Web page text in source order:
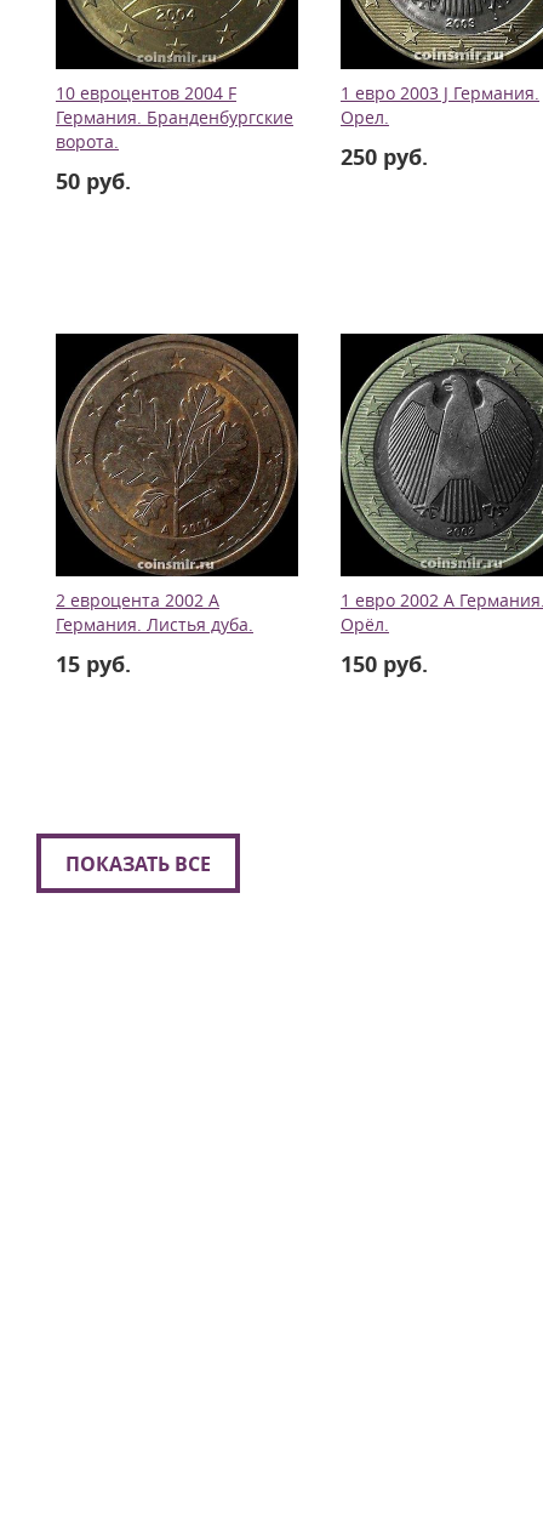
10 евроцентов 2004 F
Германия. Бранденбургские
ворота.
50 руб.
1 евро 2003 J Германия.
Орел.
250 руб.
2 евроцента 2002 А
Германия. Листья дуба.
15 руб.
1 евро 2002 А
Орёл.
150 руб.
ПОКАЗАТЬ ВСЕ